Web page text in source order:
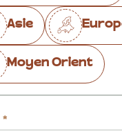
Asie
Moyen Orient